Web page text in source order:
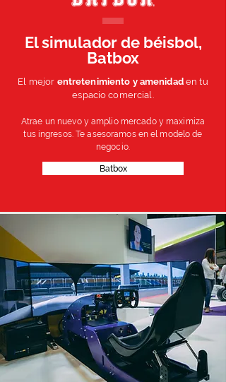
El simulador de béisbol,
Batbox
El mejor entretenimiento y amenidaden tu
espacio comercial.
Atrae un nuevo y amplio mercado y maximiza
tus ingresos. Te asesoramos en el modelo de
negocio.
Batbox